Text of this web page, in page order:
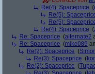
Re(4): Spaceprice (
Re(5):
Re(5):
Re(4): Spaceprice (
Re: Spaceprice (alternate2
Re: Spaceprice (mike089
Re(2): Spaceprice (
Re(3): Spaceprice (
Re(2): Spaceprice (